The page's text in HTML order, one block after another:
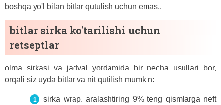
boshqa yo'l bilan bitlar qutulish uchun emas,.
bitlar sirka ko'tarilishi uchun
retseptlar
olma sirkasi va jadval yordamida bir necha usullari bor,
orqali siz uyda bitlar va nit qutilish mumkin:
sirka wrap. aralashtiring 9% teng qismlarga neft